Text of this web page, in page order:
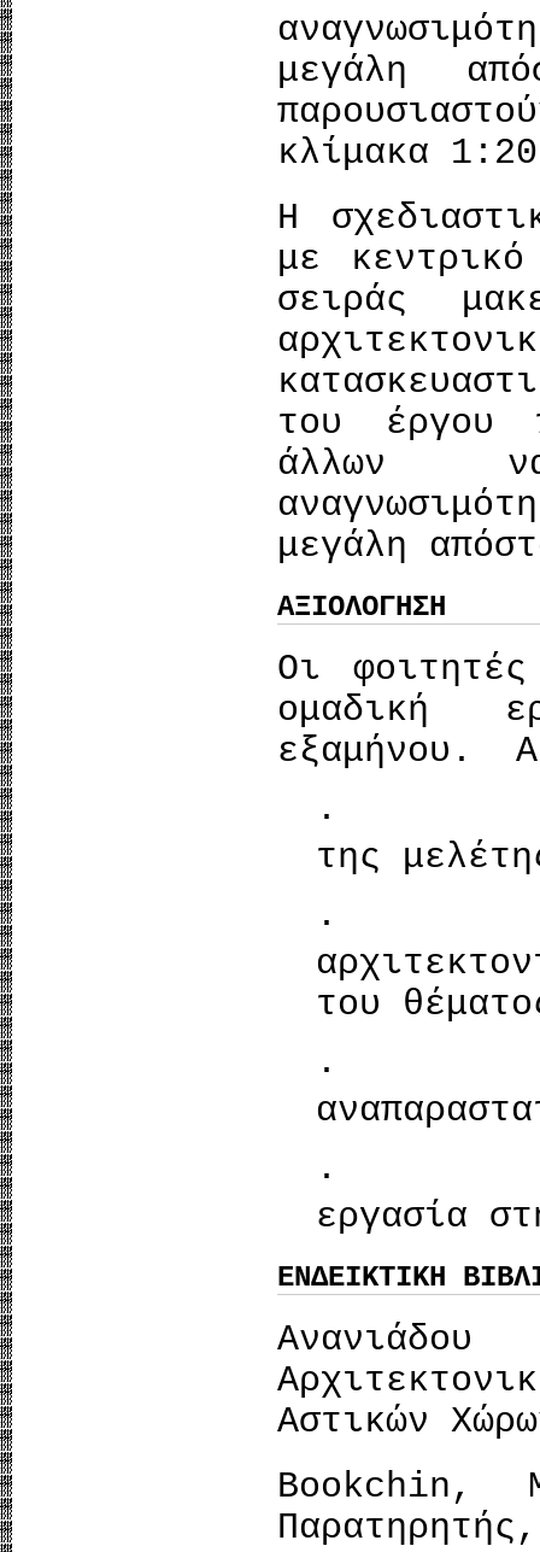
μεγάλη
κλίμακα
Η
με
σειράς
του έργου
άλλων
μεγάλη
ΑΞΙΟΛΟΓΗΣΗ
Οι
ομαδική
εξαμήνου.
· Η
της
· Η
του
· Η
· Η
εργασία
ΕΝΔΕΙΚΤΙΚΗ
Αστικών
Bookchin,